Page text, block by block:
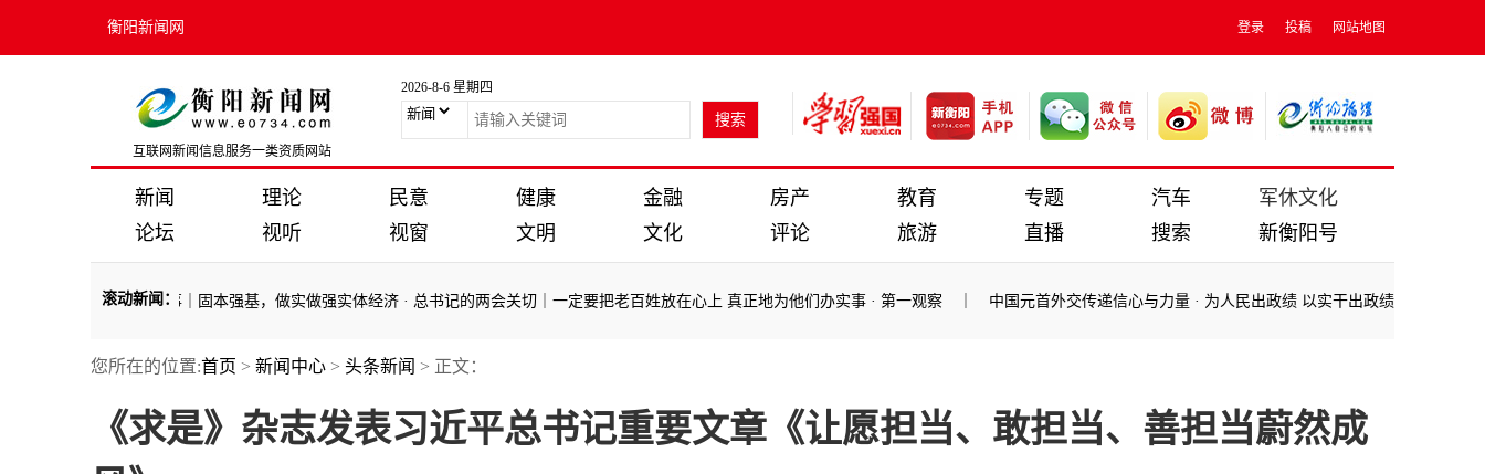
衡阳新闻网 登录 投稿 网站地图
互联网新闻信息服务一类资质网站
2026-8-6 星期四
新闻 理论 民意 健康 金融 房产 教育 专题 汽车
军休文化
论坛
视听 视窗 文明 文化 评论 旅游 直播 搜索 新衡阳号
滚动新闻 ：
习近平总书记关切事｜固本强基，做实做强实体经济·总书记的两会关切｜一定要把老百姓放在心上 真正地为他们办实事·第一观察 ｜ 中国元首外交传递信心与力量·为人民出政绩 以实干出政绩 ——习近平总
习近平总书记关切事｜固本强基，做实做强实体经济 ·总书记的两会关切｜一定要把老百姓放在心上 真正地为他们办实事
您所在的位置:首页 > 新闻中心 > 头条新闻 > 正文：
《求是》杂志发表习近平总书记重要文章《让愿担当、敢担当、善担当蔚然成